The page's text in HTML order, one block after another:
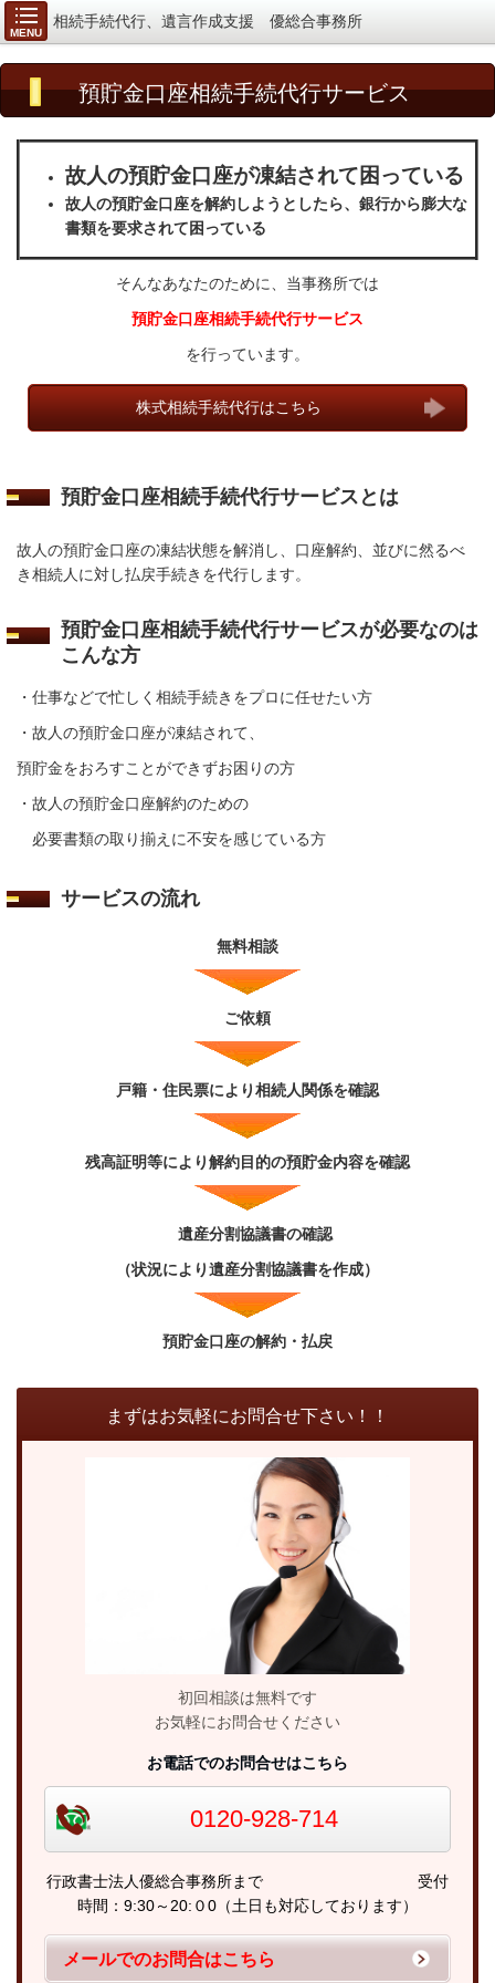
MENU
相続手続代行、遺言作成支援 優総合事務所
預貯金口座相続手続代行サービス
故人の預貯金口座が凍結されて困っている
故人の預貯金口座を解約しようとしたら、銀行から膨大な
書類を要求されて困っている
そんなあなたのために、 当事務所では
預貯金口座相続手続代行サービス
を行っています。
株式相続手続代行はこちら
預貯金口座相続手続代行サービスとは
故人の預貯金口座の凍結状態を解消し、口座解約、並びに然るべ
き相続人に対し払戻手続きを代行します。
預貯金口座相続手続代行サービスが必要なのは
こんな方
・仕事などで忙しく相続手続きをプロに任せたい方
・故人の預貯金口座が凍結されて、
預貯金をおろすことができずお困りの方
・故人の預貯金口座解約のための
必要書類の取り揃えに不安を感じている方
サービスの流れ
無料相談
ご依頼
戸籍・住民票により相続人関係を確認
残高証明等により解約目的の預貯金内容を確認
遺産分割協議書の確認
（状況により遺産分割協議書を作成）
預貯金口座の解約・払戻
まずはお気軽にお問合せ下さい！！
初回相談は無料です
お気軽にお問合せください
お電話でのお問合せはこちら
0120-928-714
行政書士法人優総合事務所まで 受付
時間：9:30～20:０0（土日も対応しております）
メールでのお問合はこちら